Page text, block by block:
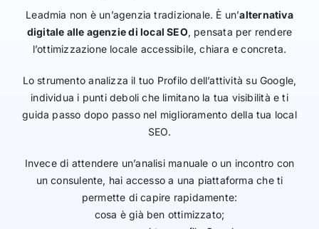
Leadmia non è un’agenzia tradizionale. È un’alternativa
digitale alle agenzie di local SEO, pensata per rendere
l’ottimizzazione locale accessibile, chiara e concreta.
Lo strumento analizza il tuo Profilo dell’attività su Google,
individua i punti deboli che limitano la tua visibilità e ti
guida passo dopo passo nel miglioramento della tua local
SEO.
Invece di attendere un’analisi manuale o un incontro con
un consulente, hai accesso a una piattaforma che ti
permette di capire rapidamente:
cosa è già ben ottimizzato;